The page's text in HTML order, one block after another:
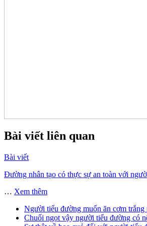
Bài viết liên quan
Bài viết
Đường nhân tạo có thực sự an toàn với
… Xem thêm
Người tiểu đường muốn ăn cơm trắng
Chuối ngọt vậy người tiểu đường có